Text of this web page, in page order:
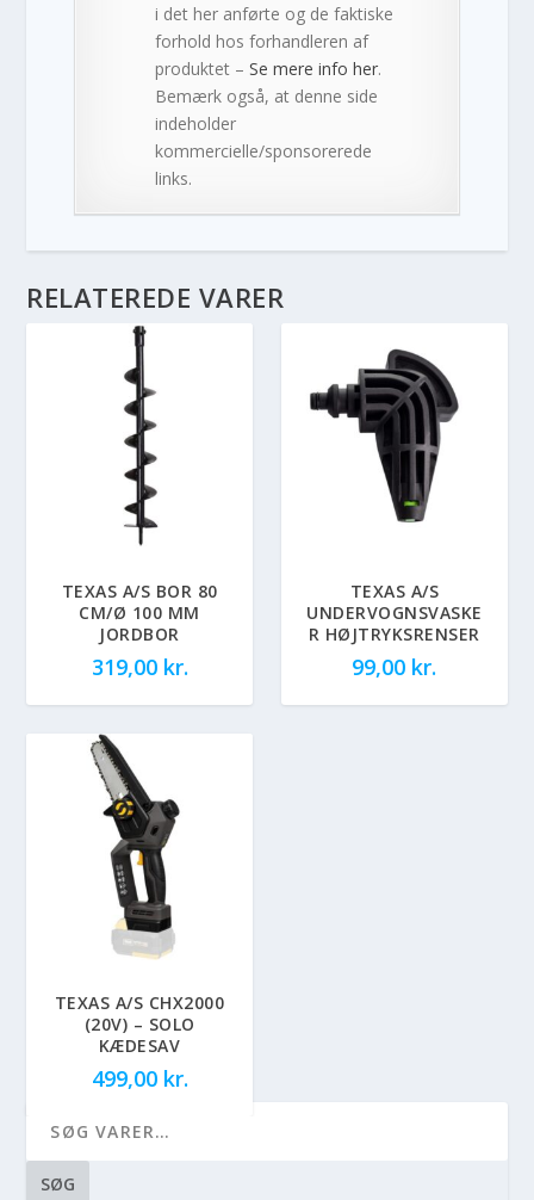
i det her anførte og de faktiske
forhold hos forhandleren af
produktet –Se mere info her.
Bemærk også, at denne side
indeholder
kommercielle/sponsorerede
links.
RELATEREDE VARER
TEXAS A/S BOR 80
CM/Ø 100 MM
JORDBOR
319,00 kr.
TEXAS A/S
UNDERVOGNSVASKE
R HØJTRYKSRENSER
99,00 kr.
TEXAS A/S CHX2000
(20V) – SOLO
KÆDESAV
499,00 kr.
SØG